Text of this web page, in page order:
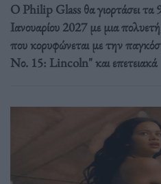
Ο Philip Glass θα γιορτάσει τα
Ιανουαρίου 2027 με μια
που κορυφώνεται με την
Νο. 15: Lincoln" και επετειακά